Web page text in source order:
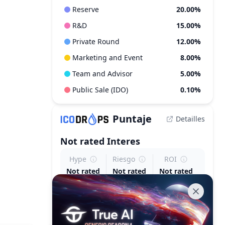
Reserve
20.00%
R&D
15.00%
Private Round
12.00%
Marketing and Event
8.00%
Team and Advisor
5.00%
Public Sale (IDO)
0.10%
Puntaje Detailles
Not rated Interes
Hype
Not rated
Riesgo
Not rated
ROI
Not rated